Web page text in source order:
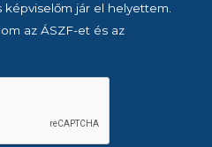
jár el helyettem.
az ÁSZF-et és az